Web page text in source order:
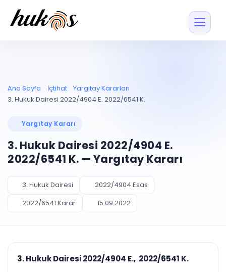
Entegrasyonu
UYAP ile otomatik
UYAP Evrak
Entegrasyonu
UETS Entegrasyonu
Tebligatları anında
Müvekkil ve taraf
Vekalet
PLANLAMA & TAKİP
Pano ve Takip
Duruşma ve görev
takvimi
AKILLI & FİNANS
takibi
Blog
Ücretsiz Başlayın Giriş Yap
Ana Sayfa İçtihat
Yargıtay Kararları
3. Hukuk Dairesi 2022/4904 E. 2022/6541 K.
Yargıtay Kararı
3. Hukuk Dairesi 2022/4904 E.
2022/6541 K. — Yargıtay Kararı
3. Hukuk Dairesi
2022/4904 Esas
2022/6541 Karar
15.09.2022
3. Hukuk Dairesi 2022/4904 E., 2022/6541 K.